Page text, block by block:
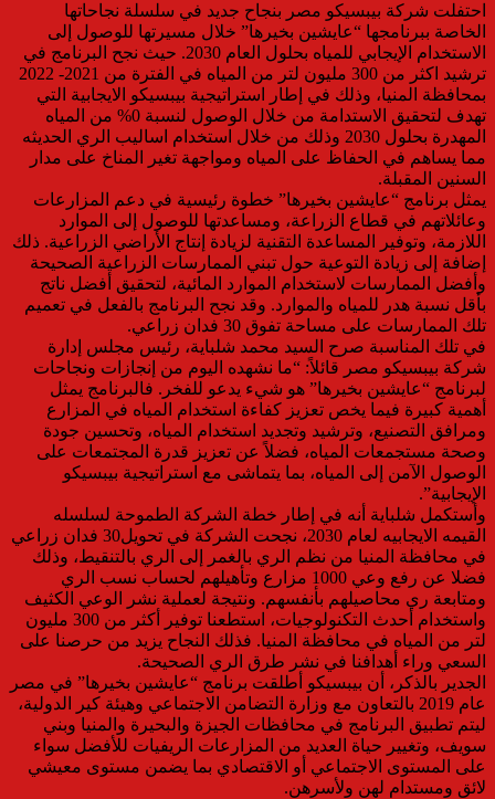
احتفلت شركة بيبسيكو مصر بنجاح جديد في سلسلة نجاحاتها
الخاصة ببرنامجها “عايشين بخيرها” خلال مسيرتها للوصول إلى
الاستخدام الإيجابي للمياه بحلول العام 2030. حيث نجح البرنامج في
ترشيد اكثر من 300 مليون لتر من المياه في الفترة من 2021- 2022
بمحافظة المنيا، وذلك في إطار استراتيجية بيبسيكو الايجابية التي
تهدف لتحقيق الاستدامة من خلال الوصول لنسبة 0% من المياه
المهدرة بحلول 2030 وذلك من خلال استخدام اساليب الري الحديثه
مما يساهم في الحفاظ على المياه ومواجهة تغير المناخ على مدار
السنين المقبلة.
يمثل برنامج “عايشين بخيرها” خطوة رئيسية في دعم المزارعات
وعائلاتهم في قطاع الزراعة، ومساعدتها للوصول إلى الموارد
اللازمة، وتوفير المساعدة التقنية لزيادة إنتاج الأراضي الزراعية. ذلك
إضافة إلى زيادة التوعية حول تبني الممارسات الزراعية الصحيحة
وأفضل الممارسات لاستخدام الموارد المائية، لتحقيق أفضل ناتج
بأقل نسبة هدر للمياه والموارد. وقد نجح البرنامج بالفعل في تعميم
تلك الممارسات على مساحة تفوق 30 فدان زراعي.
في تلك المناسبة صرح السيد محمد شلباية، رئيس مجلس إدارة
شركة بيبسيكو مصر قائلاً: “ما نشهده اليوم من إنجازات ونجاحات
لبرنامج “عايشين بخيرها” هو شيء يدعو للفخر. فالبرنامج يمثل
أهمية كبيرة فيما يخص تعزيز كفاءة استخدام المياه في المزارع
ومرافق التصنيع، وترشيد وتجديد استخدام المياه، وتحسين جودة
وصحة مستجمعات المياه، فضلاً عن تعزيز قدرة المجتمعات على
الوصول الآمن إلى المياه، بما يتماشى مع استراتيجية بيبسيكو
الإيجابية”.
وأستكمل شلباية أنه في إطار خطة الشركة الطموحة لسلسله
القيمه الايجابيه لعام 2030، نجحت الشركة في تحويل30 فدان زراعي
في محافظة المنيا من نظم الري بالغمر إلى الري بالتنقيط، وذلك
فضلا عن رفع وعي 1000 مزارع وتأهيلهم لحساب نسب الري
ومتابعة ري محاصيلهم بأنفسهم. ونتيجة لعملية نشر الوعي الكثيف
واستخدام أحدث التكنولوجيات، استطعنا توفير أكثر من 300 مليون
لتر من المياه في محافظة المنيا. فذلك النجاح يزيد من حرصنا على
السعي وراء أهدافنا في نشر طرق الري الصحيحة.
الجدير بالذكر، أن بيبسيكو أطلقت برنامج “عايشين بخيرها” في مصر
عام 2019 بالتعاون مع وزارة التضامن الاجتماعي وهيئة كير الدولية،
ليتم تطبيق البرنامج في محافظات الجيزة والبحيرة والمنيا وبني
سويف، وتغيير حياة العديد من المزارعات الريفيات للأفضل سواء
على المستوى الاجتماعي أو الاقتصادي بما يضمن مستوى معيشي
لائق ومستدام لهن ولأسرهن.